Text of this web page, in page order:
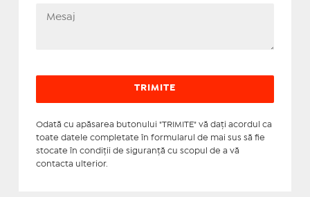
Odată cu apăsarea butonului "TRIMITE" vă daţi acordul ca
toate datele completate în formularul de mai sus să fie
stocate în condiţii de siguranţă cu scopul de a vă
contacta ulterior.